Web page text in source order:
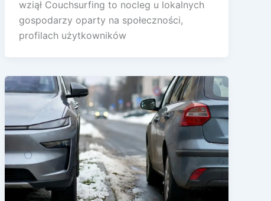
wziął Couchsurfing to nocleg u lokalnych
gospodarzy oparty na społeczności,
profilach użytkowników